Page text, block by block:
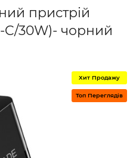
пристрій
C/30W)- чорний
Хит Продажу
Топ Переглядів